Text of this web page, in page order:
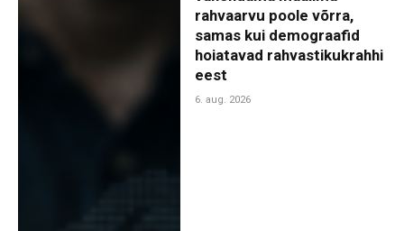
rahvaarvu poole võrra,
samas kui demograafid
hoiatavad rahvastikukrahhi
eest
6. aug. 2026